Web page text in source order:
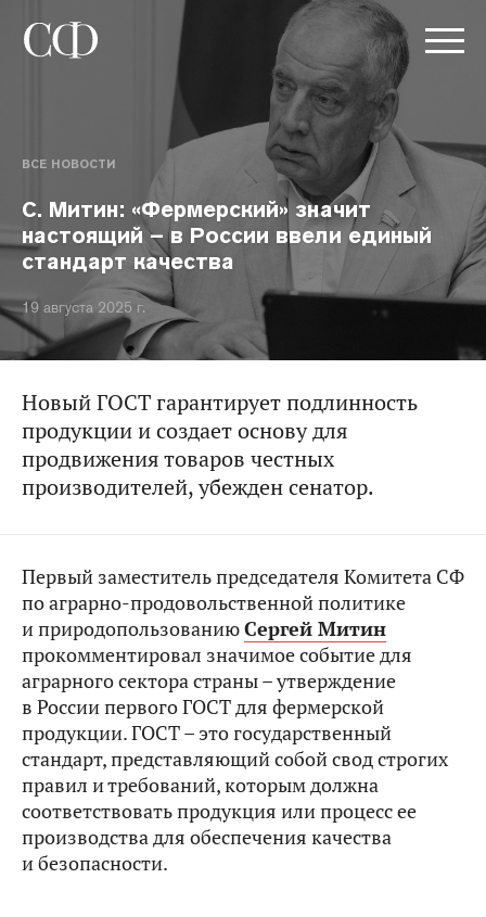
ВСЕ НОВОСТИ
С. Митин: «Фермерский» значит
настоящий – в России ввели единый
стандарт качества
19 августа 2025 г.
Новый ГОСТ гарантирует подлинность
продукции и создает основу для
продвижения товаров честных
производителей, убежден сенатор.
Первый заместитель председателя Комитета СФ
по аграрно-продовольственной политике
и природопользованиюСергей Митин
прокомментировал значимое событие для
аграрного сектора страны – утверждение
в России первого ГОСТ для фермерской
продукции. ГОСТ – это государственный
стандарт, представляющий собой свод строгих
правил и требований, которым должна
соответствовать продукция или процесс ее
производства для обеспечения качества
и безопасности.